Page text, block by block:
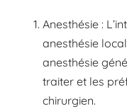
Anesthésie :
anesthésie
anesthésie
traiter et les
chirurgien.